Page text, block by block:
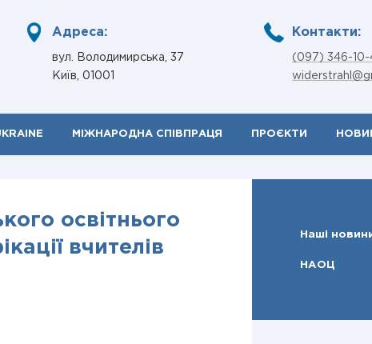
Адреса:
вул. Володимирська, 37
Київ, 01001
Контакти:
(097) 346-10-
МІЖНАРОДНА СПІВПРАЦЯ ПРОЄКТИ
Наші
НАОЦ
освітнього
вчителів